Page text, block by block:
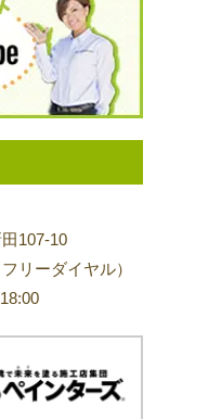
107-10
リーダイヤル）